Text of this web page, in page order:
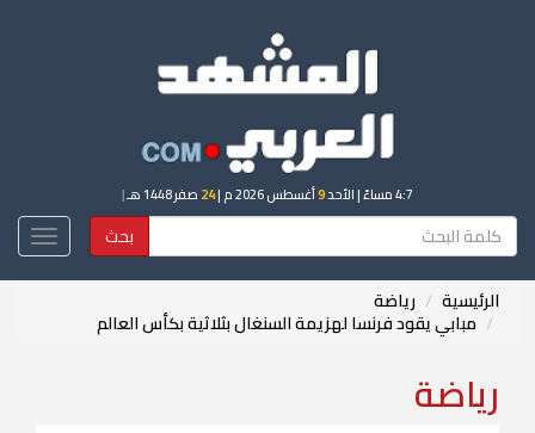
4:7 مساءً | الأحد9أغسطس 2026 م | 24 صفر 1448 هـ |
بحث
الرئيسية رياضة
مبابي يقود فرنسا لهزيمة السنغال بثلاثية بكأس العالم
رياضة